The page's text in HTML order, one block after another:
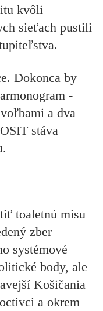
kvôli
sieťach pustili
Dokonca by
-
a dva
stáva
toaletnú misu
zber
systémové
body, ale
Košičania
a okrem